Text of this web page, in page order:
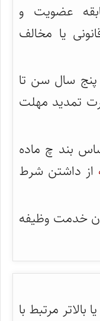
عضویت و
یا مخالف
پنج سال سن تا
تمدید مهلت
بند چ ماده
از داشتن شرط
خدمت وظیفه
مرتبط با